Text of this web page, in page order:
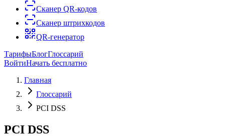
Сканер QR-кодов
Сканер штрихкодов
QR-генератор
ТарифыБлогГлоссарий
ВойтиНачать бесплатно
Главная
Глоссарий
PCI DSS
PCI DSS